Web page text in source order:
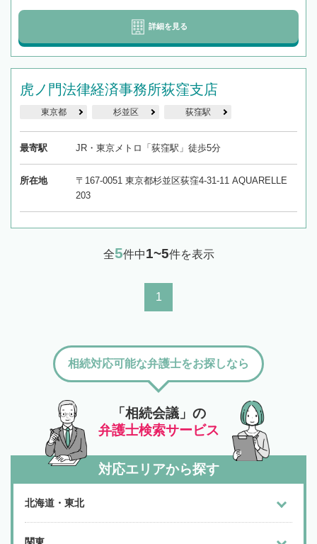
詳細を見る
虎ノ門法律経済事務所荻窪支店
東京都 杉並区 荻窪駅
最寄駅 JR・東京メトロ「荻窪駅」徒歩5分
所在地
〒167-0051 東京都杉並区荻窪4-31-11 AQUARELLE
203
全5件中1~5件を表示
1
「相続会議」の
弁護士検索サービス
相続対応可能な弁護士をお探しなら
対応エリアから探す
北海道・東北